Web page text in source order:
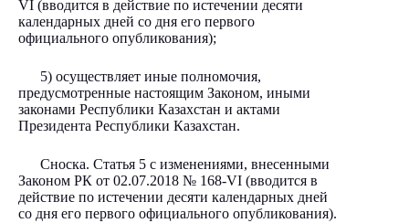
VІ (вводится в действие по истечении десяти
календарных дней со дня его первого
официального опубликования);
5) осуществляет иные полномочия,
предусмотренные настоящим Законом, иными
законами Республики Казахстан и актами
Президента Республики Казахстан.
Сноска. Статья 5 с изменениями, внесенными
Законом РК от 02.07.2018 № 168-VІ (вводится в
действие по истечении десяти календарных дней
со дня его первого официального опубликования).